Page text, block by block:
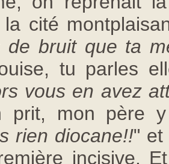
cité
de bruit que ta
tu parles
vous en avez
prit, mon père
rien diocane!!" et
incisive.